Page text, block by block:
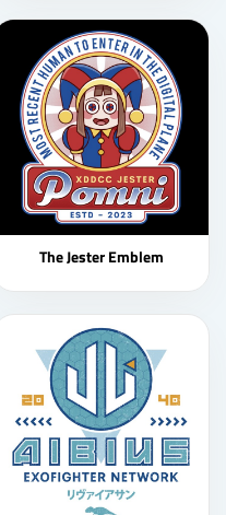
The Jester Emblem